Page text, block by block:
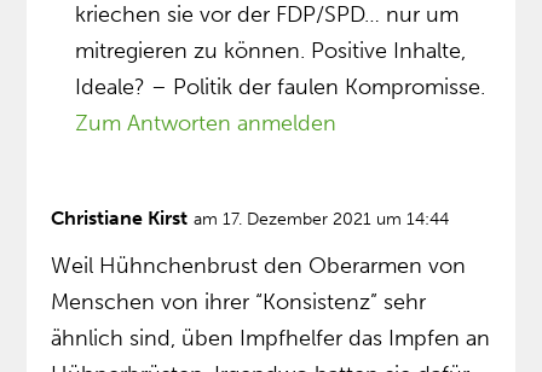
kriechen sie vor der FDP/SPD… nur um
mitregieren zu können. Positive Inhalte,
Ideale? – Politik der faulen Kompromisse.
Zum Antworten anmelden
Christiane Kirst am 17. Dezember 2021 um 14:44
Weil Hühnchenbrust den Oberarmen von
Menschen von ihrer “Konsistenz” sehr
ähnlich sind, üben Impfhelfer das Impfen an